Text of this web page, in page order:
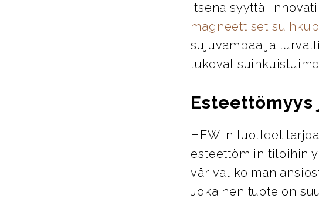
itsenäisyyttä.
magneettiset
sujuvampaa ja
tukevat
HEWI:n tuotteet
esteettömiin tiloihin
värivalikoiman
Jokainen tuote on